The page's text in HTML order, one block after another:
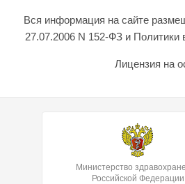
Вся информация на сайте
27.07.2006 N 152-ФЗ и
Лицензия на
Министерство
Российской Федерации